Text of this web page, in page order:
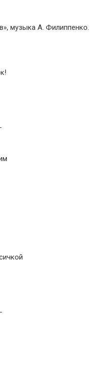
музыка А. Филиппенко.